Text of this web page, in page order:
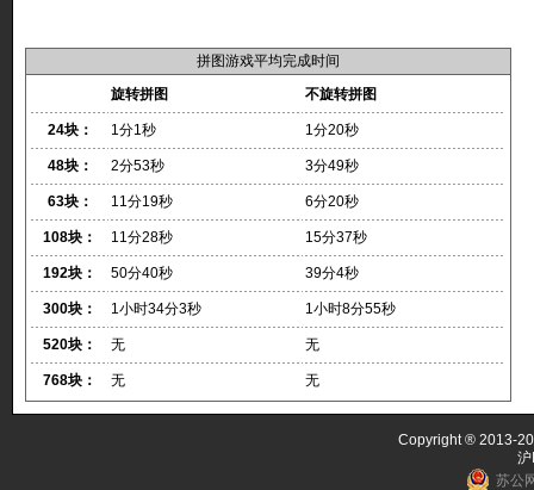
拼图游戏平均完成时间
旋转拼图
不旋转拼图
24块： 1分1秒 1分20秒
48块： 2分53秒 3分49秒
63块： 11分19秒 6分20秒
108块： 11分28秒 15分37秒
192块： 50分40秒 39分4秒
300块： 1小时34分3秒 1小时8分55秒
520块： 无 无
768块： 无 无
Copyright ® 2013-
苏公